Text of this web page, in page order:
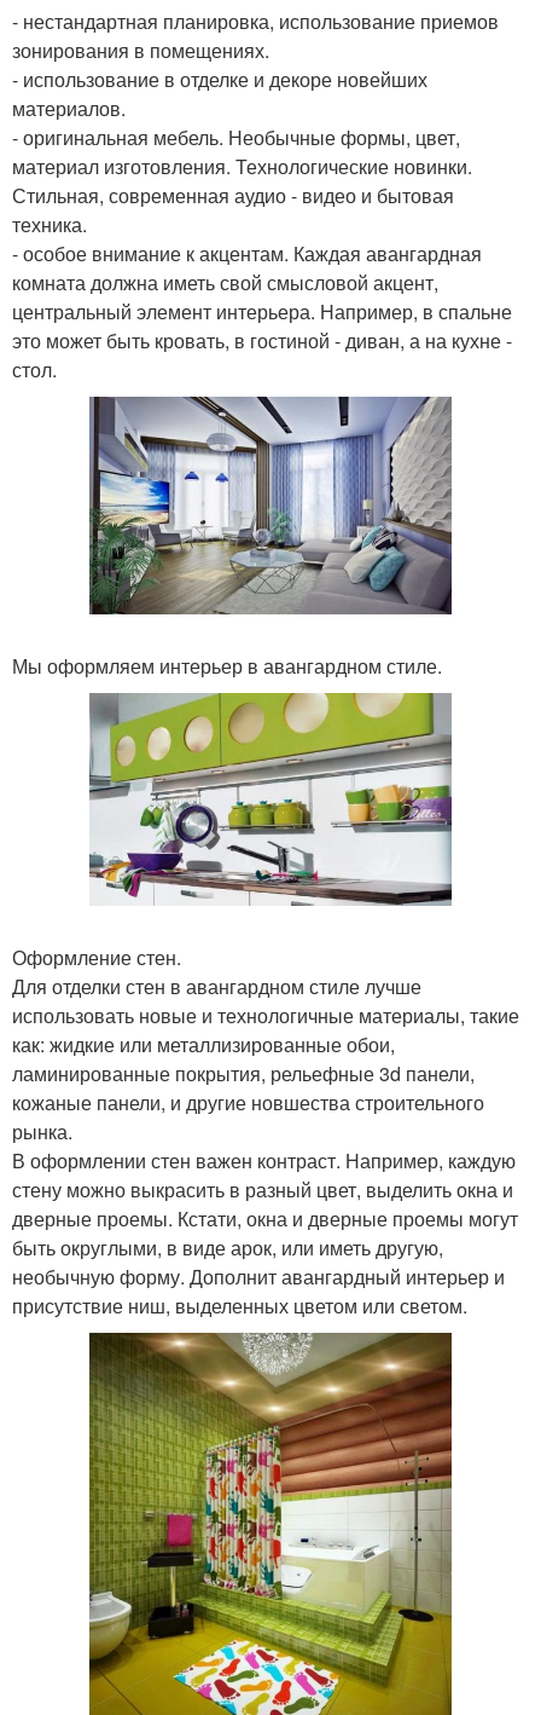
- нестандартная планировка, использование приемов
зонирования в помещениях.
- использование в отделке и декоре новейших
материалов.
- оригинальная мебель. Необычные формы, цвет,
материал изготовления. Технологические новинки.
Стильная, современная аудио - видео и бытовая
техника.
- особое внимание к акцентам. Каждая авангардная
комната должна иметь свой смысловой акцент,
центральный элемент интерьера. Например, в спальне
это может быть кровать, в гостиной - диван, а на кухне -
стол.
Мы оформляем интерьер в авангардном стиле.
Оформление стен.
Для отделки стен в авангардном стиле лучше
использовать новые и технологичные материалы, такие
как: жидкие или металлизированные обои,
ламинированные покрытия, рельефные 3d панели,
кожаные панели, и другие новшества строительного
рынка.
В оформлении стен важен контраст. Например, каждую
стену можно выкрасить в разный цвет, выделить окна и
дверные проемы. Кстати, окна и дверные проемы могут
быть округлыми, в виде арок, или иметь другую,
необычную форму. Дополнит авангардный интерьер и
присутствие ниш, выделенных цветом или светом.